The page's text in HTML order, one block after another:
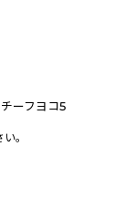
ーフヨコ5
。